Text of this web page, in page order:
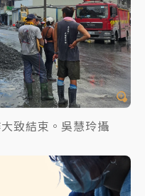
致結束。吳慧玲攝